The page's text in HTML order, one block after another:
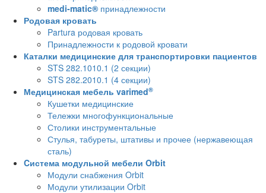
medi-matic® принадлежности
Родовая кровать
Partura родовая кровать
Принадлежности к родовой кровати
Каталки медицинские для транспортировки пациентов
STS 282.1010.1 (2 секции)
STS 282.2010.1 (4 секции)
Медицинская мебель varimed®
Кушетки медицинские
Тележки многофункциональные
Столики инструментальные
Стулья, табуреты, штативы и прочее (нержавеющая
сталь)
Cистема модульной мебели Orbit
Модули снабжения Orbit
Модули утилизации Orbit